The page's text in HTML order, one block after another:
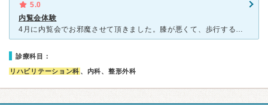
5.0
内覧会体験
4月に内覧会でお邪魔させて頂きました。膝が悪くて、歩行するのも嫌なのですが、ヘルストロンという機械に座った後に、イチロー選手が使っているというトレーニングマシンを体験させて頂きました。リハビリでは通常
診療科目：
リハビリテーション科 、内科、整形外科